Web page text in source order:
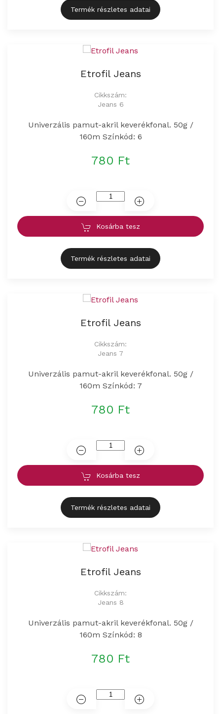
Termék részletes adatai
Etrofil Jeans
Cikkszám:
Jeans 6
Univerzális pamut-akril keverékfonal. 50g /
160m Színkód: 6
780 Ft
Kosárba tesz
Termék részletes adatai
Etrofil Jeans
Cikkszám:
Jeans 7
Univerzális pamut-akril keverékfonal. 50g /
160m Színkód: 7
780 Ft
Kosárba tesz
Termék részletes adatai
Etrofil Jeans
Cikkszám:
Jeans 8
Univerzális pamut-akril keverékfonal. 50g /
160m Színkód: 8
780 Ft